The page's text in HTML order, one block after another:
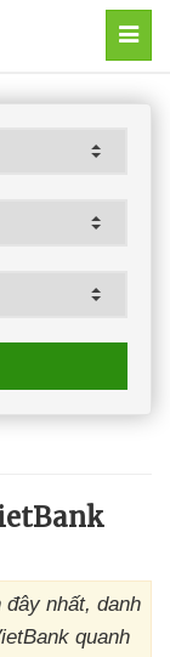
nhất, danh
quanh